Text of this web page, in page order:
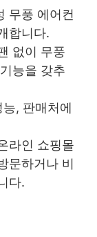
무풍 에어컨
합니다.
없이 무풍
능을 갖추
, 판매처에
라인 쇼핑몰
문하거나 비
다.